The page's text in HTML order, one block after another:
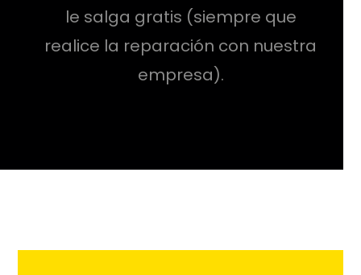
le salga gratis (siempre que
realice la reparación con nuestra
empresa).